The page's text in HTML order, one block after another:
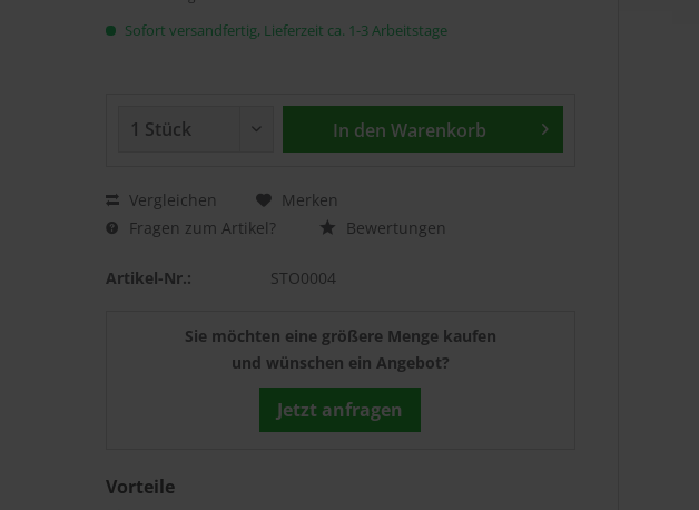
Sofort versandfertig, Lieferzeit ca. 1-3 Arbeitstage
In den Warenkorb
Vergleichen
Merken
Fragen zum Artikel?
Bewertungen
Artikel-Nr.: STO0004
Sie möchten eine größere Menge kaufen
und wünschen ein Angebot?
Jetzt anfragen
Vorteile